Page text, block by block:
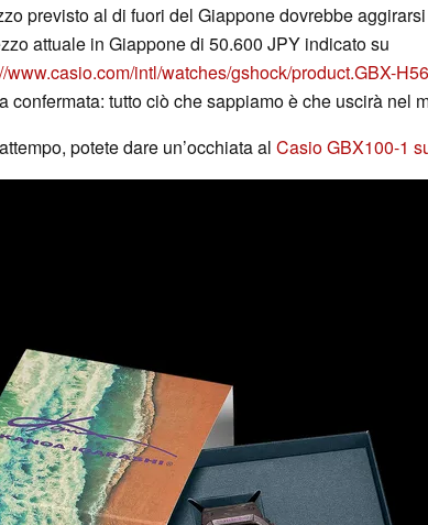
previsto al di fuori del Giappone dovrebbe
attuale in Giappone di 50.600 JPY indicato su
www.casio.com/intl/watches/gshock/product.GBX-
confermata: tutto ciò che sappiamo è che uscirà nel
potete dare un’occhiata al Casio GBX100-1